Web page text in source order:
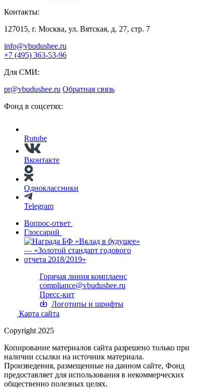
Контакты:
127015, г. Москва, ул. Вятская, д. 27, стр. 7
info@vbudushee.ru
+7 (495) 363-53-96
Для СМИ:
pr@vbudushee.ru Обратная связь
Фонд в соцсетях:
Rutube
Вконтакте
Одноклассники
Telegram
Вопрос-ответ
Глоссарий
Горячая линия комплаенс
compliance@vbudushee.ru
Пресс-кит
Логотипы и шрифты
Карта сайта
Copyright 2025
Копирование материалов сайта разрешено только при
наличии ссылки на источник материала.
Произведения, размещенные на данном сайте, Фонд
предоставляет для использования в некоммерческих
общественно полезных целях.